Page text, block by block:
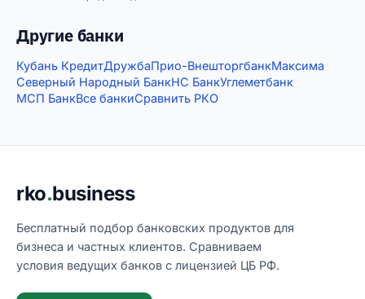
Другие банки
Кубань КредитДружбаПрио-ВнешторгбанкМаксима
Северный Народный БанкНС БанкУглеметбанк
МСП БанкВсе банкиСравнить РКО
Подвал сайта
rko.business
Бесплатный подбор банковских продуктов для
бизнеса и частных клиентов. Сравниваем
условия ведущих банков с лицензией ЦБ РФ.